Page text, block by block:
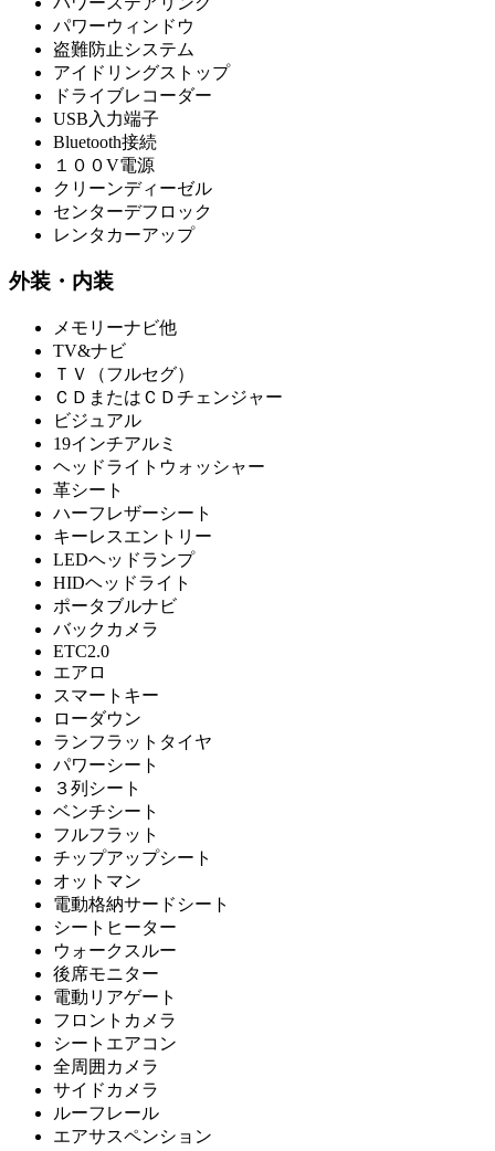
パワーウィンドウ
盗難防止システム
アイドリングストップ
ドライブレコーダー
USB入力端子
Bluetooth接続
１００V電源
クリーンディーゼル
センターデフロック
レンタカーアップ
外装・内装
メモリーナビ他
TV&ナビ
ＴＶ（フルセグ）
ＣＤまたはＣＤチェンジャー
ビジュアル
19インチアルミ
ヘッドライトウォッシャー
革シート
ハーフレザーシート
キーレスエントリー
LEDヘッドランプ
HIDヘッドライト
ポータブルナビ
バックカメラ
ETC2.0
エアロ
スマートキー
ローダウン
ランフラットタイヤ
パワーシート
３列シート
ベンチシート
フルフラット
チップアップシート
オットマン
電動格納サードシート
シートヒーター
ウォークスルー
後席モニター
電動リアゲート
フロントカメラ
シートエアコン
全周囲カメラ
サイドカメラ
ルーフレール
エアサスペンション